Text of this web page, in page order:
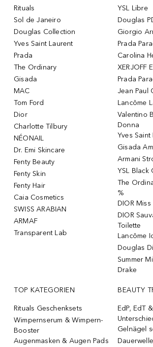
Rituals
Sol de Janeiro
Douglas Collection
Yves Saint Laurent
Prada
The Ordinary
Gisada
MAC
Tom Ford
Dior
Charlotte Tilbury
NÉONAIL
Dr. Emi Skincare
Fenty Beauty
Fenty Skin
Fenty Hair
Caia Cosmetics
SWISS ARABIAN
ARMAF
Transparent Lab
YSL Libre
Douglas
Giorgio
Prada
Carolina
XERJOFF
Prada
Jean Paul
Lancôme
Valentino
Donna
Yves
Gisada
Armani
YSL Black
The
%
DIOR
DIOR
Toilette
Lancôme
Douglas
Summer
Drake
TOP KATEGORIEN
Rituals Geschenksets
Wimpernserum & Wimpern-
Booster
Augenmasken & Augen Pads
BEAUTY
EdP, EdT
Gelnägel